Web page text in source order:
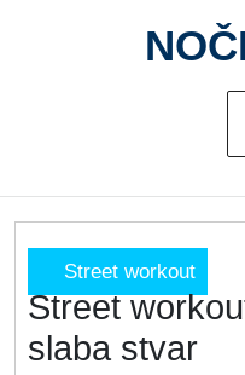
Street workout
Street
dejansko
Street
slaba stvar